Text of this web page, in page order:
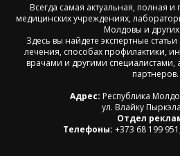
Всегда самая актуальная, полная
медицинских учреждениях,
Молдовы и других
Здесь вы найдете экспертные
лечения, способах профилактики,
врачами и другими специалистами,
партнеров.
Адрес: Республика
ул. Влайку
Отдел
Телефоны: +373 68 199